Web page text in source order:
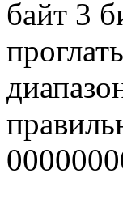
байт 3